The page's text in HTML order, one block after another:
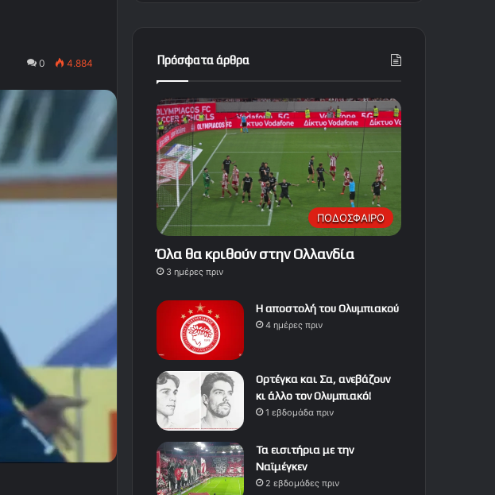
0 4.884 Πρόσφατα άρθρα
ΠΟΔΟΣΦΑΙΡΟ
Όλα θα κριθούν στην Ολλανδία
3 ημέρες πριν
Η αποστολή του Ολυμπιακού
4 ημέρες πριν
Ορτέγκα και Σα, ανεβάζουν
κι άλλο τον Ολυμπιακό!
1 εβδομάδα πριν
Τα εισιτήρια με την
Ναϊμέγκεν
2 εβδομάδες πριν